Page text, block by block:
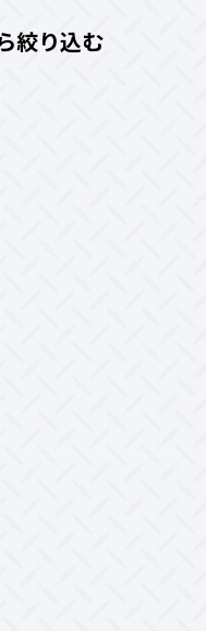
絞り込む